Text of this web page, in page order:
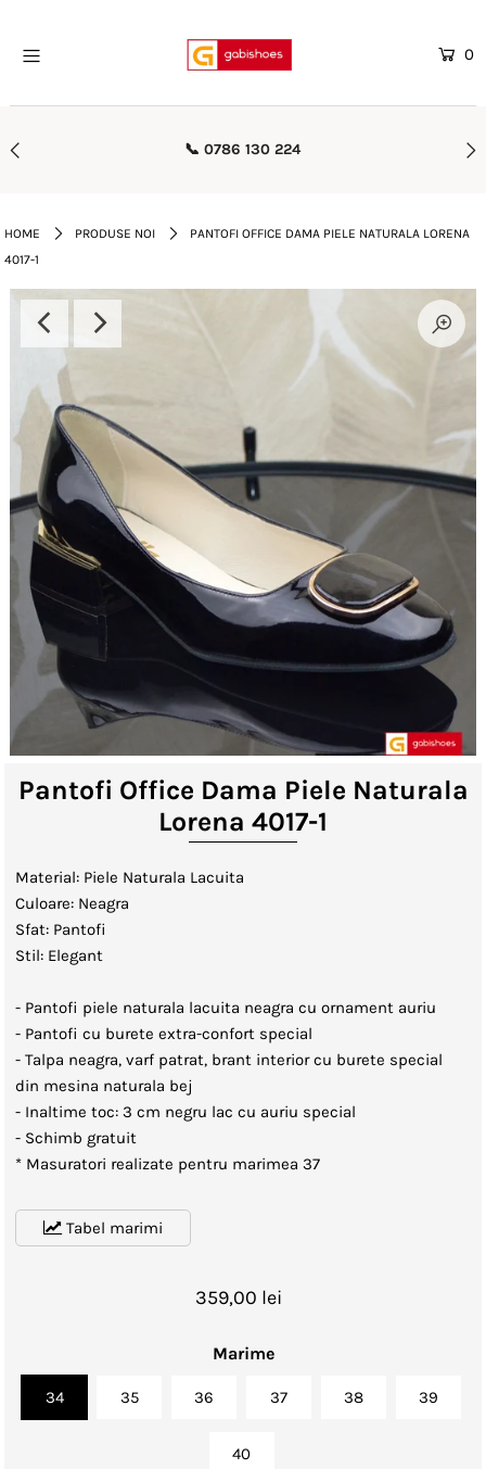
0
224 🚚 Transport Gratuit
HOME PRODUSE NOI
PANTOFI OFFICE DAMA PIELE NATURALA LORENA
4017-1
Pantofi Office Dama Piele Naturala
Lorena 4017-1
Material: Piele Naturala Lacuita
Culoare: Neagra
Sfat: Pantofi
Stil: Elegant
- Pantofi piele naturala lacuita neagra cu ornament auriu
- Pantoficu burete extra-confort special
- Talpa neagra, varf patrat, brant interior cu burete special
din mesina naturala bej
- Inaltime toc: 3 cm negru lac cu auriu special
- Schimb gratuit
* Masuratori realizate pentru marimea 37
Tabel marimi
359,00 lei
Marime
34 35 36 37 38 39
40
Mega Oferte
Barbati
Rieker
Reduceri
Curele
Lenjerii de Pat
Viziere
Catalog
Contact
Autentificare sau creeaza cont
client